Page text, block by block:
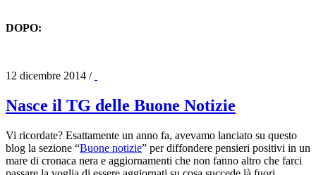
DOPO:
12 dicembre 2014 /
Nasce il TG delle Buone Notizie
Vi ricordate? Esattamente un anno fa, avevamo lanciato su questo
blog la sezione “Buone notizie” per diffondere pensieri positivi in un
mare di cronaca nera e aggiornamenti che non fanno altro che farci